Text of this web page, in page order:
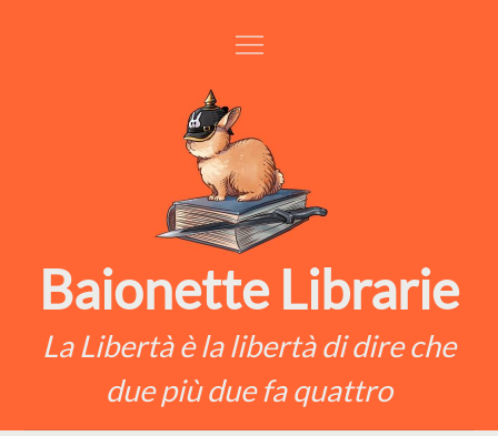
Baionette Librarie
La Libertà è la libertà di dire che
due più due fa quattro